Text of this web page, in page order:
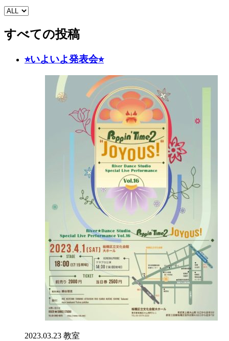
すべての投稿
⭐︎いよいよ発表会⭐︎
2023.03.23 教室